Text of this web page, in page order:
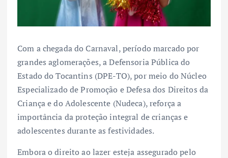
Com a chegada do Carnaval, período marcado por
grandes aglomerações, a Defensoria Pública do
Estado do Tocantins (DPE-TO), por meio do Núcleo
Especializado de Promoção e Defesa dos Direitos da
Criança e do Adolescente (Nudeca), reforça a
importância da proteção integral de crianças e
adolescentes durante as festividades.
Embora o direito ao lazer esteja assegurado pelo